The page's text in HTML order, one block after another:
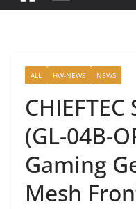
ALL HW-NEWS NEWS
(GL-04B-
Gaming
Mesh